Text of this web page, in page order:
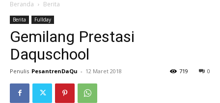
Beranda Berita
Berita Fullday
Gemilang Prestasi
Daquschool
Penulis PesantrenDaQu - 12 Maret 2018 0
719